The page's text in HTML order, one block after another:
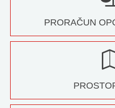
PRORAČUN